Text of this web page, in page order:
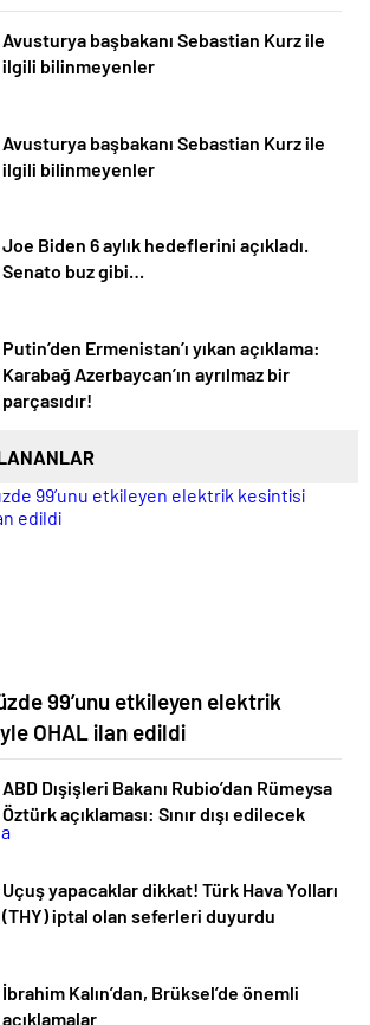
Avusturya başbakanı Sebastian Kurz ile
ilgili bilinmeyenler
Avusturya başbakanı Sebastian Kurz ile
ilgili bilinmeyenler
Joe Biden 6 aylık hedeflerini açıkladı.
Senato buz gibi…
Putin’den Ermenistan’ı yıkan açıklama:
Karabağ Azerbaycan’ın ayrılmaz bir
parçasıdır!
99’unu etkileyen elektrik
OHAL ilan edildi
ABD Dışişleri Bakanı Rubio’dan Rümeysa
Öztürk açıklaması: Sınır dışı edilecek
Uçuş yapacaklar dikkat! Türk Hava Yolları
(THY) iptal olan seferleri duyurdu
İbrahim Kalın’dan, Brüksel’de önemli
açıklamalar